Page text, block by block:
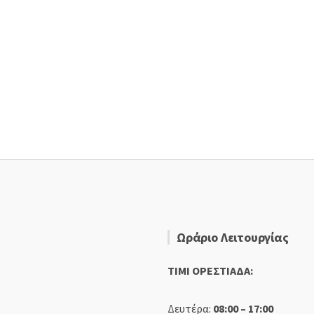
Ωράριο Λειτουργίας
TIMI ΟΡΕΣΤΙΑΔΑ:
Δευτέρα: 08:00 – 17:00